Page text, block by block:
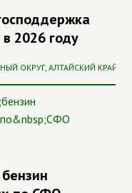
2026 году
ОКРУГ, АЛТАЙСКИЙ КРАЙ